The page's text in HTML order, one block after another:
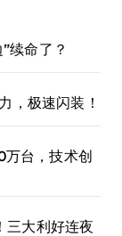
续命了？
，极速闪装！
台，技术创
三大利好连夜